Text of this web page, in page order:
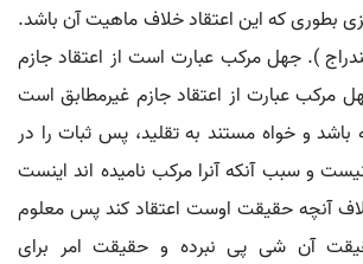
بطوری که این اعتقاد خلاف ماهیت آن باشد.
). جهل مرکب عبارت است از اعتقاد جازم
مرکب عبارت از اعتقاد جازم غیرمطابق است
و خواه مستند به تقلید، پس ثبات را در
و سبب آنکه آنرا مرکب نامیده اند اینست
آنچه حقیقت اوست اعتقاد کند پس معلوم
آن شی پی نبرده و حقیقت امر برای